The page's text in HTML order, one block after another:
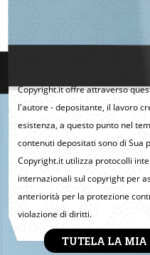
Copyright.it offre attraverso
l'autore - depositante, il lavoro
esistenza, a questo punto nel
contenuti depositati sono di Sua
Copyright.it utilizza protocolli
internazionali sul copyright per
anteriorità per la protezione
violazione di diritti.
TUTELA LA MIA